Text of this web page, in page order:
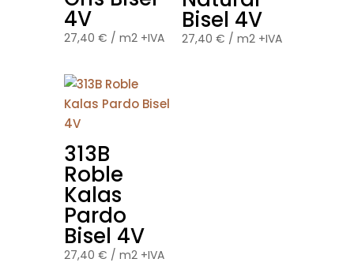
4V
27,40 € / m2 +IVA
Bisel 4V
27,40 € / m2 +IVA
313B
Roble
Kalas
Pardo
Bisel 4V
27,40 € / m2 +IVA